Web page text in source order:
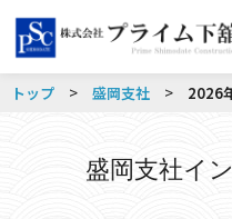
トップ > 盛岡支社 > 2026
盛岡支社イ